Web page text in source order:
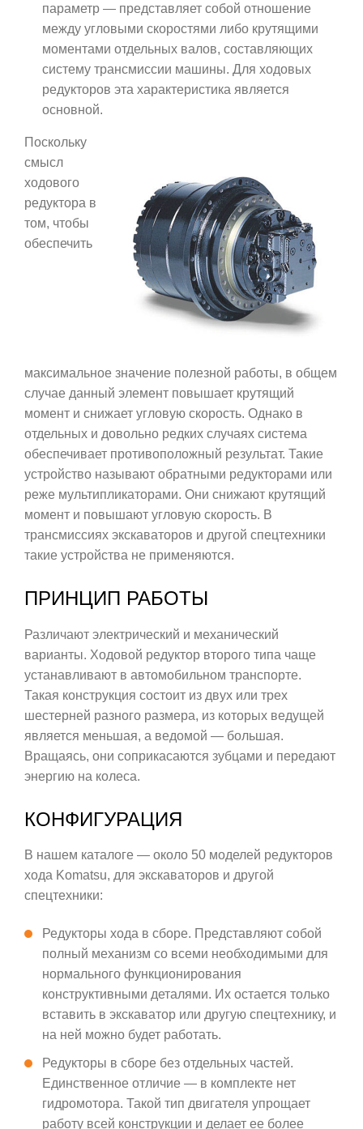
параметр — представляет собой отношение
между угловыми скоростями либо крутящими
моментами отдельных валов, составляющих
систему трансмиссии машины. Для ходовых
редукторов эта характеристика является
основной.
Поскольку
смысл
ходового
редуктора в
том, чтобы
обеспечить
максимальное значение полезной работы, в общем
случае данный элемент повышает крутящий
момент и снижает угловую скорость. Однако в
отдельных и довольно редких случаях система
обеспечивает противоположный результат. Такие
устройство называют обратными редукторами или
реже мультипликаторами. Они снижают крутящий
момент и повышают угловую скорость. В
трансмиссиях экскаваторов и другой спецтехники
такие устройства не применяются.
ПРИНЦИП РАБОТЫ
Различают электрический и механический
варианты. Ходовой редуктор второго типа чаще
устанавливают в автомобильном транспорте.
Такая конструкция состоит из двух или трех
шестерней разного размера, из которых ведущей
является меньшая, а ведомой — большая.
Вращаясь, они соприкасаются зубцами и передают
энергию на колеса.
КОНФИГУРАЦИЯ
В нашем каталоге — около 50 моделей редукторов
хода Komatsu, для экскаваторов и другой
спецтехники:
Редукторы хода в сборе. Представляют собой
полный механизм со всеми необходимыми для
нормального функционирования
конструктивными деталями. Их остается только
вставить в экскаватор или другую спецтехнику, и
на ней можно будет работать.
Редукторы в сборе без отдельных частей.
Единственное отличие — в комплекте нет
гидромотора. Такой тип двигателя упрощает
работу всей конструкции и делает ее более